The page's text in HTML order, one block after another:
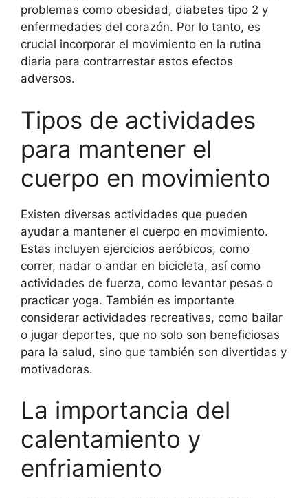
problemas como obesidad, diabetes tipo 2 y
enfermedades del corazón. Por lo tanto, es
crucial incorporar el movimiento en la rutina
diaria para contrarrestar estos efectos
adversos.
Tipos de actividades
para mantener el
cuerpo en movimiento
Existen diversas actividades que pueden
ayudar a mantener el cuerpo en movimiento.
Estas incluyen ejercicios aeróbicos, como
correr, nadar o andar en bicicleta, así como
actividades de fuerza, como levantar pesas o
practicar yoga. También es importante
considerar actividades recreativas, como bailar
o jugar deportes, que no solo son beneficiosas
para la salud, sino que también son divertidas y
motivadoras.
La importancia del
calentamiento y
enfriamiento